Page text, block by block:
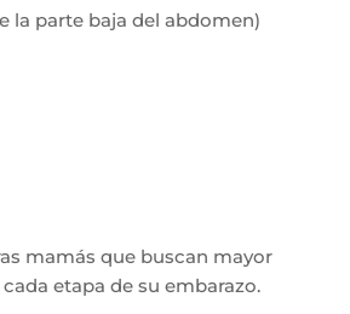
la parte baja del abdomen)
mamás que buscan mayor
etapa de su embarazo.